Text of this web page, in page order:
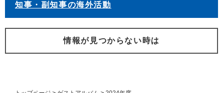
知事・副知事の海外活動
情報が見つからない時は